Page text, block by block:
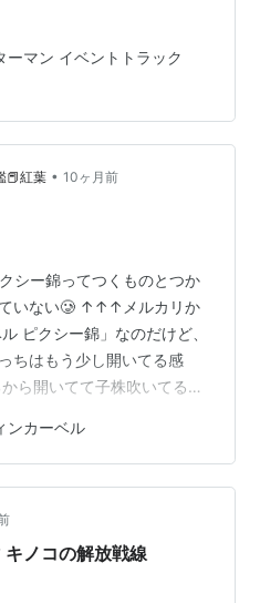
ターメカがシールで表現さ
タイムでヤッターマンを見
さんにとってはきっと懐か
ブタ（爆） ヤッターマンは
りしてるけど、記念すべき
ーマン イベントトラック
📕紅葉 • 10ヶ月前
ー錦ってつくものとつか
いない🥲 ↑↑↑メルカリか
ピクシー錦」なのだけど、
ちはもう少し開いてる感
ら開いてて子株吹いてるの
って言えるん？とまあ、と
わからないw 【2025年最
人気アイテム - メルカリ 保
か形が締まってそうなもの
る なんか、この品種こんな
ンカーベル
ノコの解放戦線